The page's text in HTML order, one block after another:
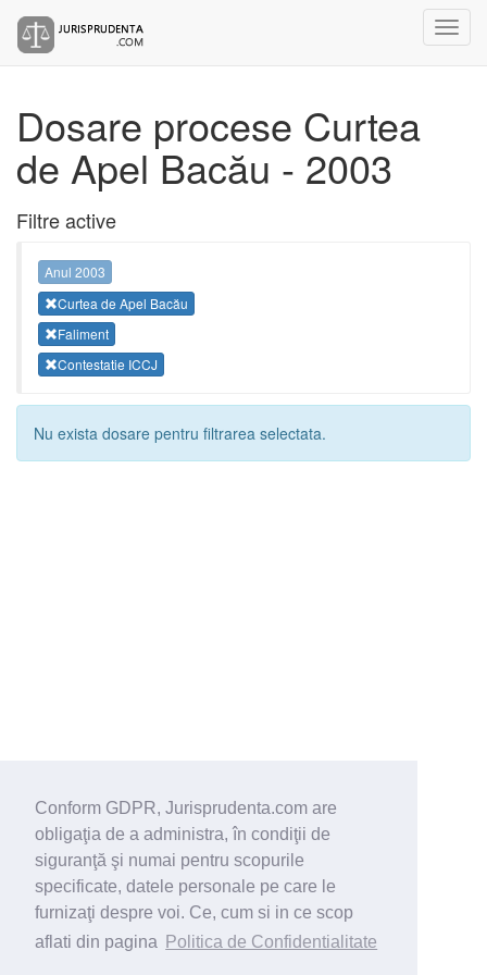
Conform GDPR, Jurisprudenta.com are
obligaţia de a administra, în condiţii de
siguranţă şi numai pentru scopurile
specificate, datele personale pe care le
furnizaţi despre voi. Ce, cum si in ce scop
aflati din pagina
Politica de Confidentialitate
Dosare procese Curtea
de Apel Bacău - 2003
Filtre active
Anul 2003
Curtea de Apel Bacău
Faliment
Contestatie ICCJ
Nu exista dosare pentru filtrarea selectata.